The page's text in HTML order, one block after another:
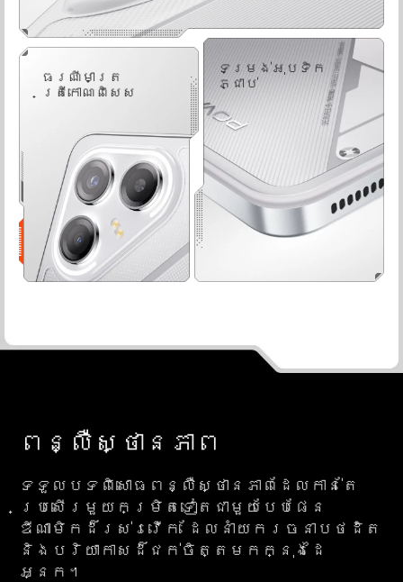
ធរណីមាត្រ
ត្រីកោណពិសេស
ទម្រង់អុបទិក
ភ្ជាប់
ពន្លឺស្ថានភាព
ទទួលបទពិសោធពន្លឺស្ថានភាពដែលកាន់តែ
ប្រសើរមួយកម្រិតទៀតជាមួយបែបផែន
ឌីណាមិកដ៏រស់រវើក ដែលនាំយករចនាបថដិត
និងបរិយាកាសដ៏ជក់ចិត្តមកក្នុងដៃ
អ្នក។